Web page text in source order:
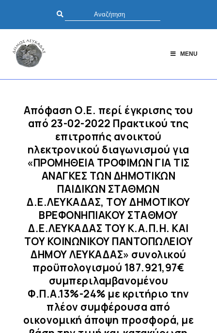
MENU
Απόφαση Ο.Ε. περί έγκρισης του
από 23-02-2022 Πρακτικού της
επιτροπής ανοικτού
ηλεκτρονικού διαγωνισμού για
«ΠΡΟΜΗΘΕΙΑ ΤΡΟΦΙΜΩΝ ΓΙΑ ΤΙΣ
ΑΝΑΓΚΕΣ ΤΩΝ ΔΗΜΟΤΙΚΩΝ
ΠΑΙΔΙΚΩΝ ΣΤΑΘΜΩΝ
Δ.Ε.ΛΕΥΚΑΔΑΣ, ΤΟΥ ΔΗΜΟΤΙΚΟΥ
ΒΡΕΦΟΝΗΠΙΑΚΟΥ ΣΤΑΘΜΟΥ
Δ.Ε.ΛΕΥΚΑΔΑΣ ΤΟΥ Κ.Α.Π.Η. ΚΑΙ
ΤΟΥ ΚΟΙΝΩΝΙΚΟΥ ΠΑΝΤΟΠΩΛΕΙΟΥ
ΔΗΜΟΥ ΛΕΥΚΑΔΑΣ» συνολικού
προϋπολογισμού 187.921,97€
συμπεριλαμβανομένου
Φ.Π.Α.13%-24% με κριτήριο την
πλέον συμφέρουσα από
οικονομική άποψη προσφορά, με